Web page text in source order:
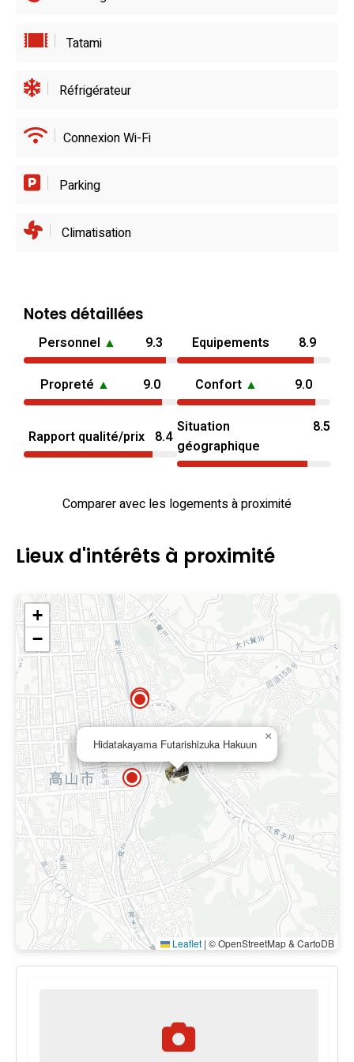
Tatami
Réfrigérateur
Connexion Wi-Fi
Parking
Climatisation
Notes détaillées
Personnel ▲ 9.3 Equipements 8.9
Propreté ▲ 9.0 Confort ▲ 9.0
Rapport qualité/prix 8.4
Situation
géographique
8.5
Comparer avec les logements à proximité
Lieux d'intérêts à proximité
Hidatakayama Futarishizuka Hakuun
×
+
−
Leaflet | © OpenStreetMap & CartoDB